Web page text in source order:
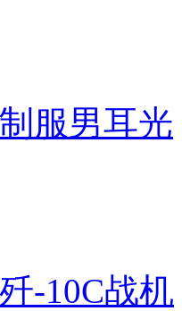
服男耳光
-10C战机